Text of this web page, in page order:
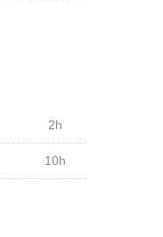
2h
10h